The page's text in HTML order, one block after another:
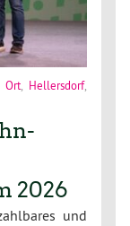
Ort, Hellersdorf,
2026
und